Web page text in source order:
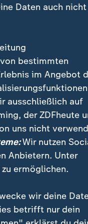
dort haben, wo
Daten auch nicht
bestimmten
im Angebot
ausschließlich auf
der ZDFheute
uns nicht
Wir nutzen
Anbietern. Unter
ermöglichen.
wir deine
betrifft nur dein